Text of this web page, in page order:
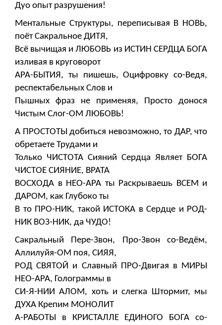
Дуо опыт разрушения!
Ментальные Структуры, переписывая В НОВЬ,
поёт Сакральное ДИТЯ,
Всё вычищая и ЛЮБОВЬ из ИСТИН СЕРДЦА БОГА
изливая в круговорот
АРА-БЫТИЯ, ты пишешь, Оцифровку со-Ведя,
респектабельных Слов и
Пышных фраз не применяя, Просто донося
Чистым Слог-ОМ ЛЮБОВЬ!
А ПРОСТОТЫ добиться невозможно, то ДАР, что
обретаете Трудами и
Только ЧИСТОТА Сияний Сердца Являет БОГА
ЧИСТОЕ СИЯНИЕ, ВРАТА
ВОСХОДА в НЕО-АРА ты Раскрываешь ВСЕМ и
ДАРОМ, как Глубоко ты
В то ПРО-НИК, такой ИСТОКА в Сердце и РОД-
НИК ВОЗ-НИК, да ЧУДО!
Сакральный Пере-Звон, Про-Звон со-Ведём,
Аллилуйя-ОМ поя, СИЯЯ,
РОД СВЯТОЙ и Славный ПРО-Двигая в МИРЫ
НЕО-АРА, Голограммы в
СИ-Я-НИИ АЛОМ, хоть и слегка Штормит, мы
ДУХА Крепим МОНОЛИТ
А-РАБОТЫ в КРИСТАЛЛЕ ЕДИНОГО БОГА со-